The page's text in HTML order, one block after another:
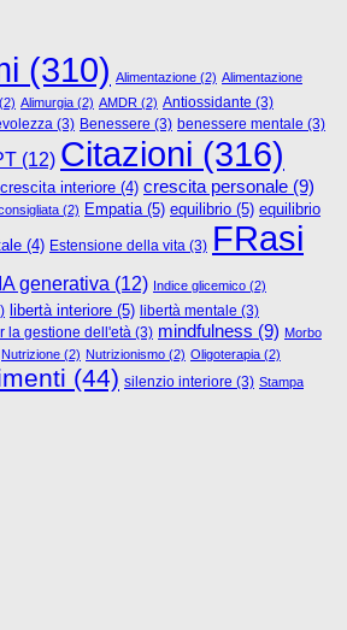
(310) Alimentazione (2) Alimentazione
(2) Alimurgia (2) AMDR (2) Antiossidante (3)
(3) Benessere (3) benessere mentale (3)
(12) Citazioni (316)
crescita interiore (4) crescita personale (9)
(2) Empatia (5) equilibrio (5) equilibrio
(4) Estensione della vita (3) FRasi
IA generativa (12) Indice glicemico (2)
libertà interiore (5) libertà mentale (3)
la gestione dell'età (3) mindfulness (9) Morbo
Nutrizione (2) Nutrizionismo (2) Oligoterapia (2)
(44) silenzio interiore (3) Stampa